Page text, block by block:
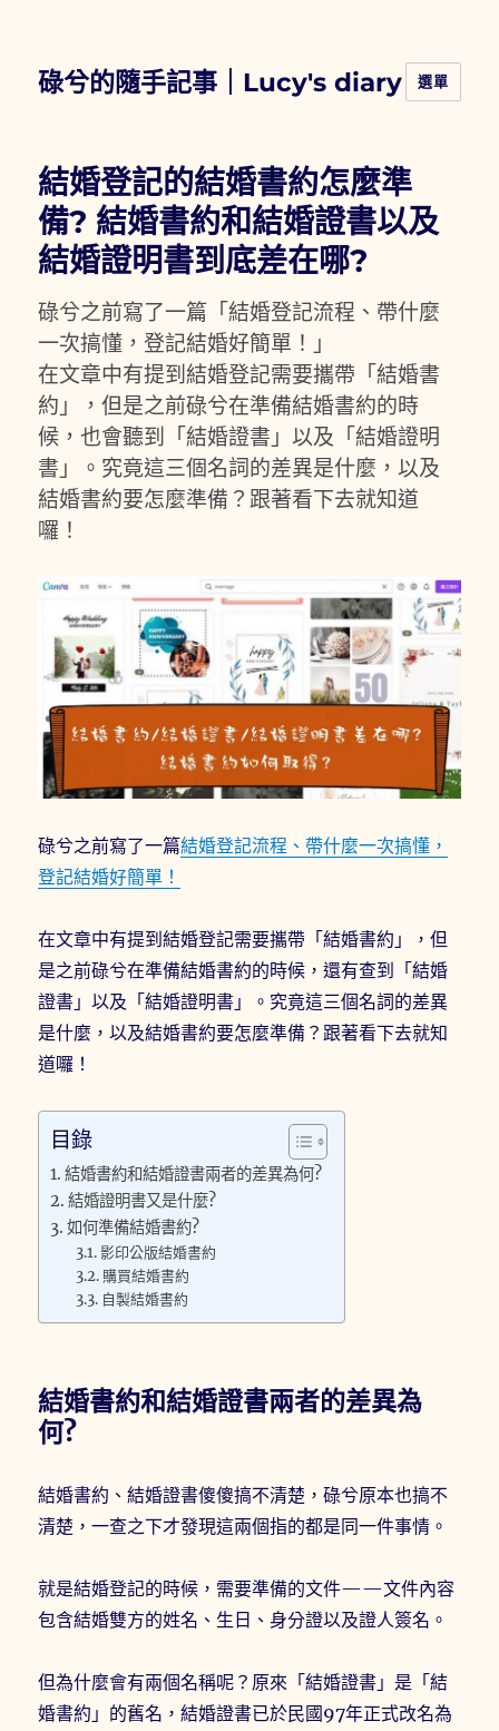
碌兮的隨手記事｜Lucy's diary 選單
結婚登記的結婚書約怎麼準
備? 結婚書約和結婚證書以及
結婚證明書到底差在哪?
碌兮之前寫了一篇「結婚登記流程、帶什麼
一次搞懂，登記結婚好簡單！」
在文章中有提到結婚登記需要攜帶「結婚書
約」，但是之前碌兮在準備結婚書約的時
候，也會聽到「結婚證書」以及「結婚證明
書」。究竟這三個名詞的差異是什麼，以及
結婚書約要怎麼準備？跟著看下去就知道
囉！
碌兮之前寫了一篇結婚登記流程、帶什麼一次搞懂，
登記結婚好簡單！
在文章中有提到結婚登記需要攜帶「結婚書約」，但
是之前碌兮在準備結婚書約的時候，還有查到「結婚
證書」以及「結婚證明書」。究竟這三個名詞的差異
是什麼，以及結婚書約要怎麼準備？跟著看下去就知
道囉！
目錄
結婚書約和結婚證書兩者的差異為何?
結婚證明書又是什麼?
如何準備結婚書約?
影印公版結婚書約
購買結婚書約
自製結婚書約
結婚書約和結婚證書兩者的差異為
何?
結婚書約、結婚證書傻傻搞不清楚，碌兮原本也搞不
清楚，一查之下才發現這兩個指的都是同一件事情。
就是結婚登記的時候，需要準備的文件——文件內容
包含結婚雙方的姓名、生日、身分證以及證人簽名。
但為什麼會有兩個名稱呢？原來「結婚證書」是「結
婚書約」的舊名，結婚證書已於民國97年正式改名為